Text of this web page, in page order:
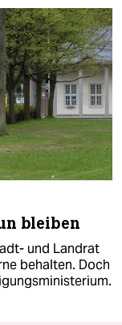
bleiben
und Landrat
behalten. Doch